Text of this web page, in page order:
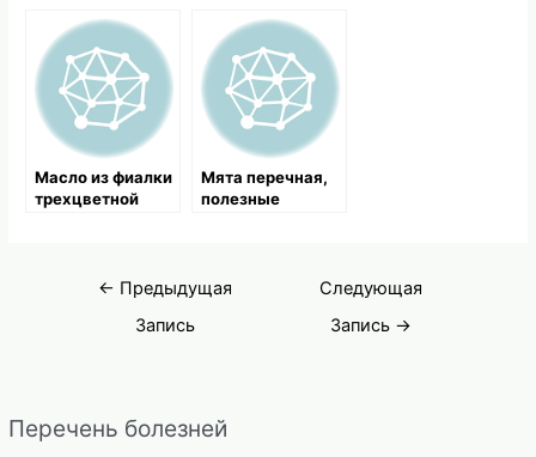
Перечень болезней
Масло из фиалки
трехцветной
Мята перечная,
полезные
Навигация
← Предыдущая
Запись
Следующая
Запись →